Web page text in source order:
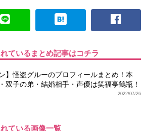
ているまとめ記事はコチラ
】怪盗グルーのプロフィールまとめ！本
双子の弟・結婚相手・声優は笑福亭鶴瓶！
2022/07/26
ている画像一覧